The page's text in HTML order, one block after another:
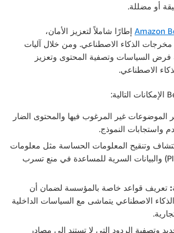
أو مضللة.
إطارًا شاملاً لتعزيز الأمان،
الذكاء الاصطناعي. ومن خلال آليات
فرض السياسات وتصفية المحتوى وتعزيز
الاصطناعي.
الموضوعات غير المرغوب فيها والمحتوى الضار
واستجابات النموذج.
وتنقيح المعلومات الحساسة مثل معلومات
التعريف الشخصية (PII) والبيانات السرية للمساعدة في منع تسرب
تعريف قواعد خاصة بالمؤسسة لضمان أن
الاصطناعي يتماشى مع السياسات الداخلية
وتصفية الردود التي لا تستند إلى مصادر